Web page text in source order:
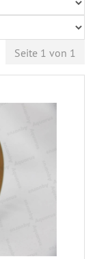
Seite 1 von 1